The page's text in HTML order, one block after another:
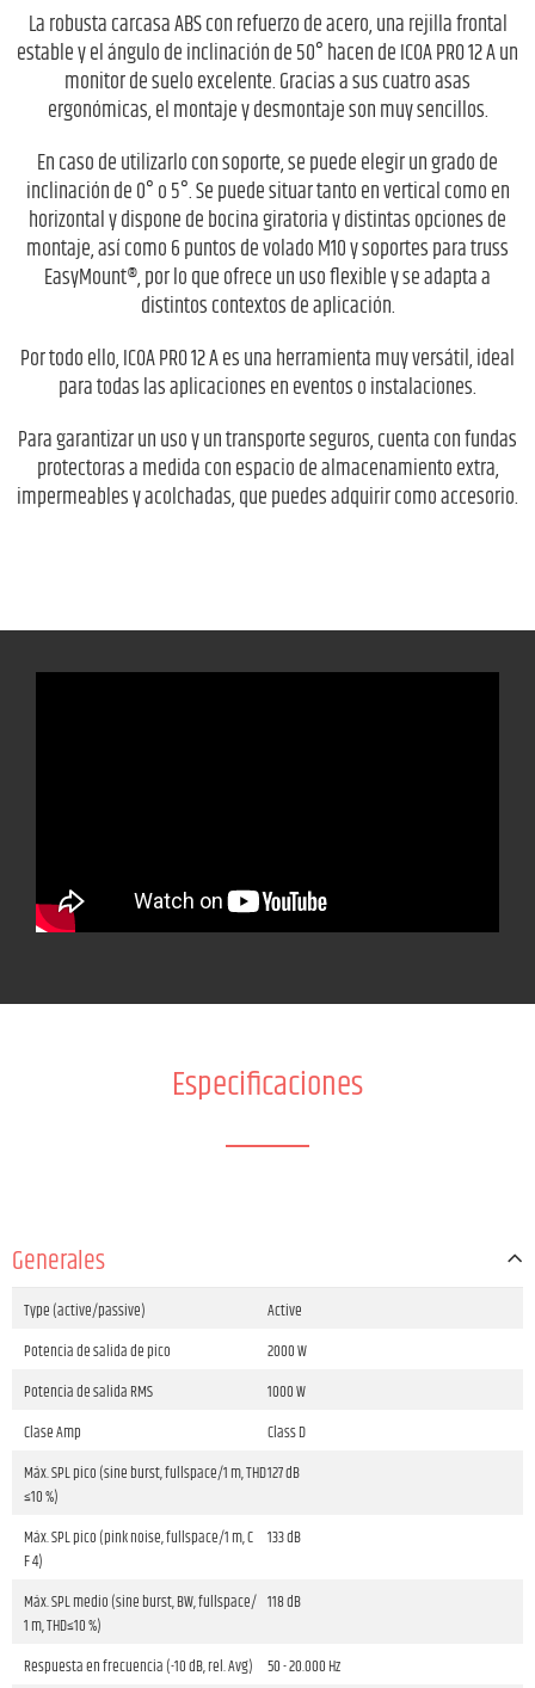
La robusta carcasa ABS con refuerzo de acero, una rejilla frontal
estable y el ángulo de inclinación de 50° hacen de ICOA PRO 12 A un
monitor de suelo excelente. Gracias a sus cuatro asas
ergonómicas, el montaje y desmontaje son muy sencillos.
En caso de utilizarlo con soporte, se puede elegir un grado de
inclinación de 0° o 5°. Se puede situar tanto en vertical como en
horizontal y dispone de bocina giratoria y distintas opciones de
montaje, así como 6 puntos de volado M10 y soportes para truss
EasyMount®, por lo que ofrece un uso flexible y se adapta a
distintos contextos de aplicación.
Por todo ello, ICOA PRO 12 A es una herramienta muy versátil, ideal
para todas las aplicaciones en eventos o instalaciones.
Para garantizar un uso y un transporte seguros, cuenta con fundas
protectoras a medida con espacio de almacenamiento extra,
impermeables y acolchadas, que puedes adquirir como accesorio.
Especificaciones
Generales
Type (active/passive)
Active
Potencia de salida de pico
2000 W
Potencia de salida RMS
1000 W
Clase Amp
Class D
Máx. SPL pico (sine burst, fullspace/1 m, THD
≤10 %)
127 dB
Máx. SPL pico (pink noise, fullspace/1 m, C
F 4)
133 dB
Máx. SPL medio (sine burst, BW, fullspace/
1 m, THD≤10 %)
118 dB
Respuesta en frecuencia (-10 dB, rel. Avg) 50 - 20.000 Hz